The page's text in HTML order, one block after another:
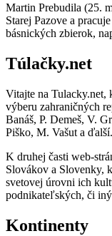
Martin Prebudila (25.
Starej Pazove a
básnických zbierok,
Túlačky.net
Vitajte na
výberu zahraničných
Banáš, P. Demeš, V.
Piško, M. Vašut a ďalší.
K druhej časti web-
Slovákov a Slovenky,
svetovej úrovni ich
podnikateľských, či
Kontinenty